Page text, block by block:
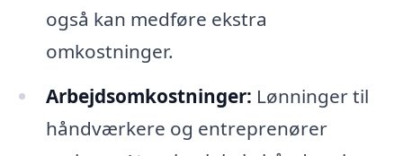
også kan medføre ekstra
omkostninger.
Arbejdsomkostninger: Lønninger til
håndværkere og entreprenører